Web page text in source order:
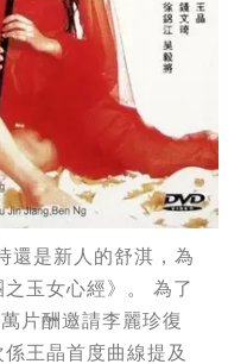
還是新人的舒淇，為
玉女心經》。 為了
片酬邀請李麗珍復
王晶首度曲線提及